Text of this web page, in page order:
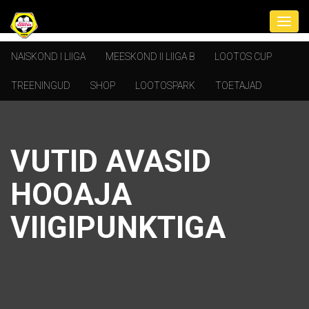
NAISKOND I LIIGA MEESKOND II LIIGA B LOOTOS CUP
TREENINGUD SHOP LOOTOSPARK TOETAJAD
VUTID AVASID
HOOAJA
VIIGIPUNKTIGA